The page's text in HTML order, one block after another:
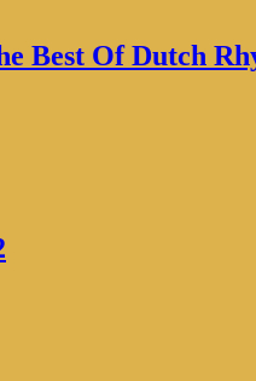
Of Dutch